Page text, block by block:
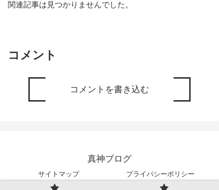
関連記事は見つかりませんでした。
コメント
コメントを書き込む
真神ブログ
サイトマップ プライバシーポリシー